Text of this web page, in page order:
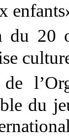
du 20
du